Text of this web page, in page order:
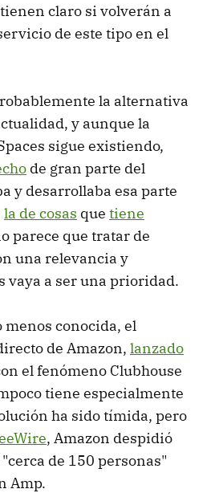
claro si volverán a
de este tipo en el
la alternativa
y aunque la
sigue existiendo,
de gran parte del
y desarrollaba esa parte
la de cosas que tiene
parece que tratar de
una relevancia y
vaya a ser una prioridad.
menos conocida, el
de Amazon, lanzado
el fenómeno Clubhouse
tiene especialmente
ha sido tímida, pero
, Amazon despidió
de 150 personas"
Amp.